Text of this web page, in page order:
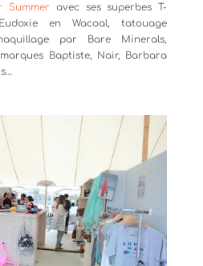
Summer avec ses superbes T-
en Wacoal, tatouage
par Bare Minerals,
Baptiste, Nair, Barbara